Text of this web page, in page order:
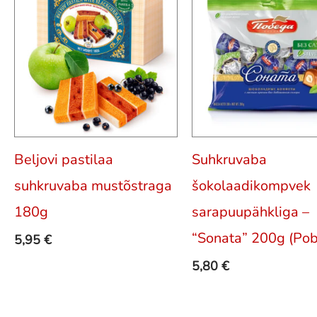
Beljovi pastilaa
suhkruvaba mustõstraga
180g
5,95 €
Suhkruvaba
šokolaadikompvek
sarapuupähkliga –
“Sonata” 200g
5,80 €